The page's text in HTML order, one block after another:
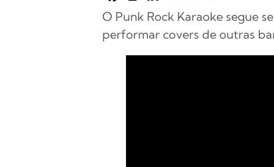
O Punk Rock Karaoke segue
performar covers de outras